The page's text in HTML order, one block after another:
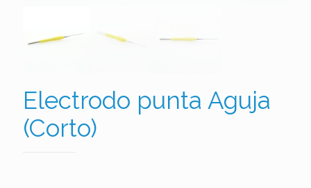
Electrodo punta Aguja
(Corto)